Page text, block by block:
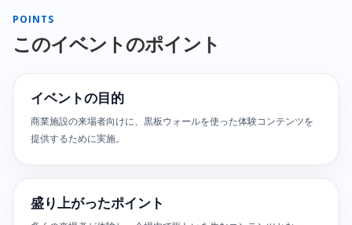
POINTS
このイベントのポイント
イベントの目的
商業施設の来場者向けに、黒板ウォールを使った体験コンテンツを
提供するために実施。
盛り上がったポイント